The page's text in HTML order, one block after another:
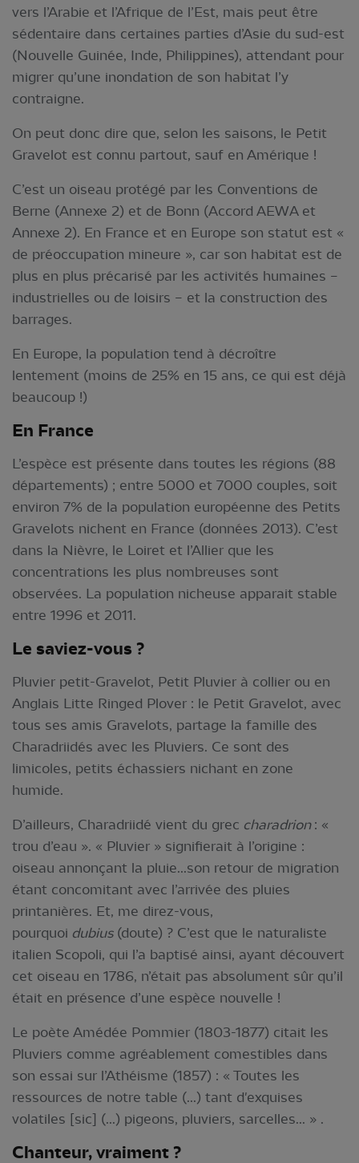
vers l’Arabie et l’Afrique de l’Est, mais peut être
sédentaire dans certaines parties d’Asie du sud-est
(Nouvelle Guinée, Inde, Philippines), attendant pour
migrer qu’une inondation de son habitat l’y
contraigne.
On peut donc dire que, selon les saisons, le Petit
Gravelot est connu partout, sauf en Amérique !
C’est un oiseau protégé par les Conventions de
Berne (Annexe 2) et de Bonn (Accord AEWA et
Annexe 2). En France et en Europe son statut est «
de préoccupation mineure », car son habitat est de
plus en plus précarisé par les activités humaines –
industrielles ou de loisirs – et la construction des
barrages.
En Europe, la population tend à décroître
lentement (moins de 25% en 15 ans, ce qui est déjà
beaucoup !)
En France
L’espèce est présente dans toutes les régions (88
départements) ; entre 5000 et 7000 couples, soit
environ 7% de la population européenne des Petits
Gravelots nichent en France (données 2013). C’est
dans la Nièvre, le Loiret et l’Allier que les
concentrations les plus nombreuses sont
observées. La population nicheuse apparait stable
entre 1996 et 2011.
Le saviez-vous ?
Pluvier petit-Gravelot, Petit Pluvier à collier ou en
Anglais Litte Ringed Plover : le Petit Gravelot, avec
tous ses amis Gravelots, partage la famille des
Charadriidés avec les Pluviers. Ce sont des
limicoles, petits échassiers nichant en zone
humide.
D’ailleurs, Charadriidé vient du grec charadrion: «
trou d’eau ». « Pluvier » signifierait à l’origine :
oiseau annonçant la pluie...son retour de migration
étant concomitant avec l’arrivée des pluies
printanières. Et, me direz-vous,
pourquoi dubius (doute) ? C’est que le naturaliste
italien Scopoli, qui l’a baptisé ainsi, ayant découvert
cet oiseau en 1786, n’était pas absolument sûr qu’il
était en présence d’une espèce nouvelle !
Le poète Amédée Pommier (1803-1877) citait les
Pluviers comme agréablement comestibles dans
son essai sur l’Athéisme (1857) : « Toutes les
ressources de notre table (...) tant d'exquises
volatiles [sic] (...) pigeons, pluviers, sarcelles... » .
Chanteur, vraiment ?